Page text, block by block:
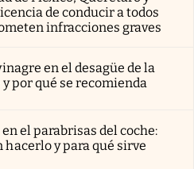
de conducir a todos
infracciones graves
en el desagüe de la
por qué se recomienda
el parabrisas del coche:
y para qué sirve